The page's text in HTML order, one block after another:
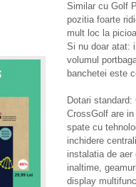
Similar cu Golf
pozitia foarte
mult loc la
Si nu doar atat:
volumul
banchetei este
Dotari
CrossGolf are
spate cu
inchidere
instalatia de aer
inaltime,
display